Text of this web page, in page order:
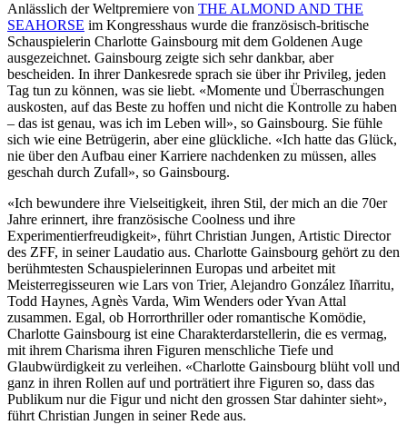
Anlässlich der Weltpremiere von THE ALMOND AND THE
SEAHORSE im Kongresshaus wurde die französisch-britische
Schauspielerin Charlotte Gainsbourg mit dem Goldenen Auge
ausgezeichnet. Gainsbourg zeigte sich sehr dankbar, aber
bescheiden. In ihrer Dankesrede sprach sie über ihr Privileg, jeden
Tag tun zu können, was sie liebt. «Momente und Überraschungen
auskosten, auf das Beste zu hoffen und nicht die Kontrolle zu haben
– das ist genau, was ich im Leben will», so Gainsbourg. Sie fühle
sich wie eine Betrügerin, aber eine glückliche. «Ich hatte das Glück,
nie über den Aufbau einer Karriere nachdenken zu müssen, alles
geschah durch Zufall», so Gainsbourg.
«Ich bewundere ihre Vielseitigkeit, ihren Stil, der mich an die 70er
Jahre erinnert, ihre französische Coolness und ihre
Experimentierfreudigkeit», führt Christian Jungen, Artistic Director
des ZFF, in seiner Laudatio aus. Charlotte Gainsbourg gehört zu den
berühmtesten Schauspielerinnen Europas und arbeitet mit
Meisterregisseuren wie Lars von Trier, Alejandro González Iñarritu,
Todd Haynes, Agnès Varda, Wim Wenders oder Yvan Attal
zusammen. Egal, ob Horrorthriller oder romantische Komödie,
Charlotte Gainsbourg ist eine Charakterdarstellerin, die es vermag,
mit ihrem Charisma ihren Figuren menschliche Tiefe und
Glaubwürdigkeit zu verleihen. «Charlotte Gainsbourg blüht voll und
ganz in ihren Rollen auf und porträtiert ihre Figuren so, dass das
Publikum nur die Figur und nicht den grossen Star dahinter sieht»,
führt Christian Jungen in seiner Rede aus.